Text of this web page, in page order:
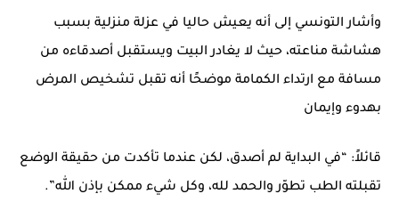
وأشار التونسي إلى أنه يعيش حاليا في عزلة منزلية بسبب
هشاشة مناعته، حيث لا يغادر البيت ويستقبل أصدقاءه من
مسافة مع ارتداء الكمامة موضحًا أنه تقبل تشخيص المرض
بهدوء وإيمان
قائلاً: “في البداية لم أصدق، لكن عندما تأكدت من حقيقة الوضع
تقبلته الطب تطوّر والحمد لله، وكل شيء ممكن بإذن الله”.